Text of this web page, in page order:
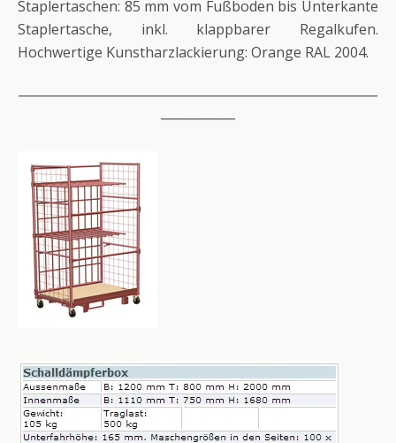
Staplertaschen: 85 mm vom Fußboden bis Unterkante
Staplertasche, inkl. klappbarer Regalkufen.
Hochwertige Kunstharzlackierung: Orange RAL 2004.